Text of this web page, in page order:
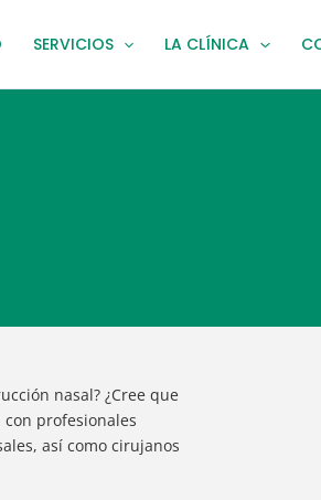
SERVICIOS LA CLÍNICA
nasal? ¿Cree que
profesionales
así como cirujanos